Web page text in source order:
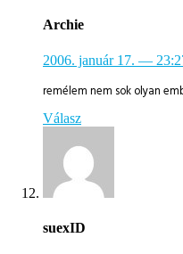
Archie
2006. január 17. —
remélem nem sok olyan
Válasz
suexID